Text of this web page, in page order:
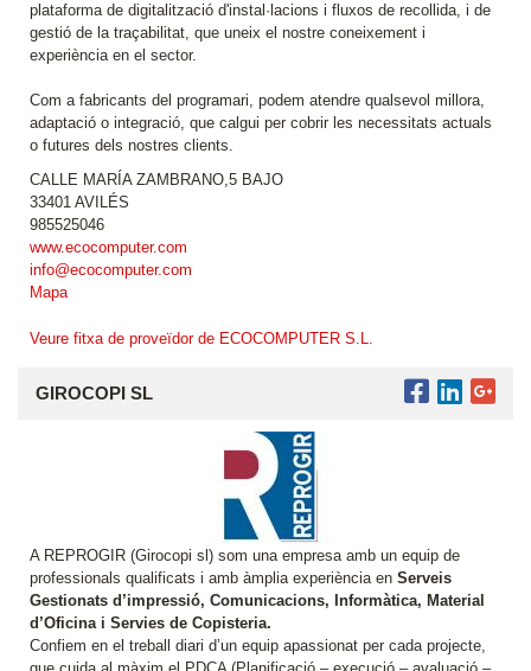
plataforma de digitalització d'instal·lacions i fluxos de recollida, i de
gestió de la traçabilitat, que uneix el nostre coneixement i
experiència en el sector.
Com a fabricants del programari, podem atendre qualsevol millora,
adaptació o integració, que calgui per cobrir les necessitats actuals
o futures dels nostres clients.
CALLE MARÍA ZAMBRANO,5 BAJO
33401 AVILÉS
985525046
www.ecocomputer.com
info@ecocomputer.com
Mapa
Veure fitxa de proveïdor de ECOCOMPUTER S.L.
GIROCOPI SL
A REPROGIR (Girocopi sl) som una empresa amb un equip de
professionals qualificats i amb àmplia experiència en Serveis
Gestionats d’impressió, Comunicacions, Informàtica, Material
d’Oficina i Servies de Copisteria.
Confiem en el treball diari d’un equip apassionat per cada projecte,